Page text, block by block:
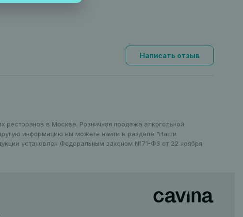
Написать отзыв
ресторанов в Москве. Розничная продажа алкогольной
информацию вы можете найти в разделе "Наши
установлен Федеральным законом N171-ФЗ от 22 ноября